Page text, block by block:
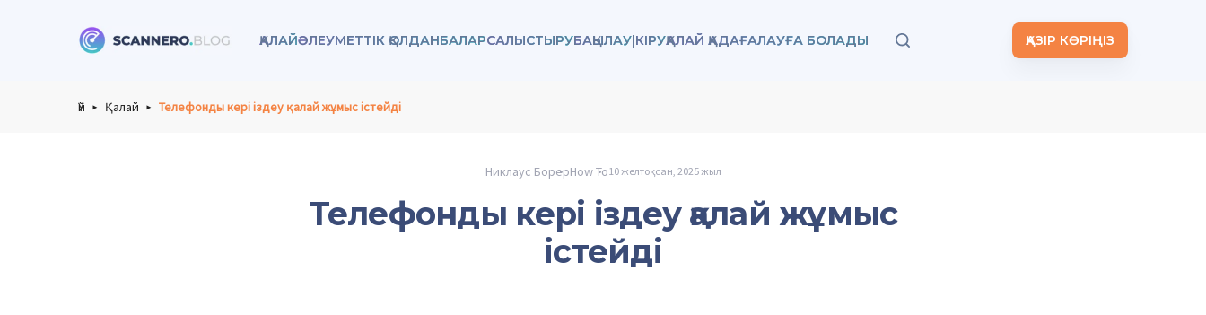
ҚАЛАЙӘЛЕУМЕТТІК ҚОЛДАНБАЛАРСАЛЫСТЫРУБАҚЫЛАУ|КІРУҚАЛАЙ ҚАДАҒАЛАУҒА БОЛАДЫ ҚАЗІР КӨРІҢІЗ
Үй Қалай Телефонды кері іздеу қалай жұмыс істейді
Никлаус БорерHow To10 желтоқсан, 2025 жыл
Телефонды кері іздеу қалай жұмыс
істейді